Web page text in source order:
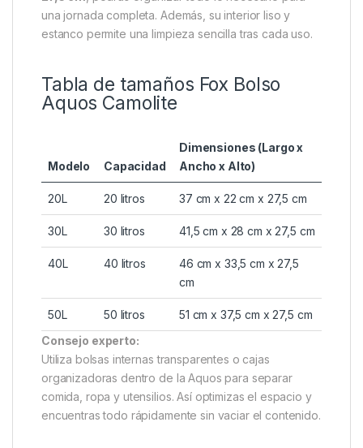
no solo destaca por su funcionalidad, sino también
por su estética. El patrónFox Camo exclusivole da
Ideal para pesca, orden y
transporte seguro
Gracias a susdimensiones de 37 cm x 22 cm x
27,5 cm
, podrás organizar todo lo necesario para
una jornada completa. Además, su interior liso y
estanco permite una limpieza sencilla tras cada uso.
Tabla de tamaños Fox Bolso
Aquos Camolite
Modelo Capacidad
Ancho x Alto)
20L 20 litros 37 cm x 22 cm x 27,5 cm